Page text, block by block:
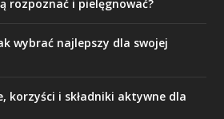
rozpoznać i pielęgnować?
wybrać najlepszy dla swojej
korzyści i składniki aktywne dla